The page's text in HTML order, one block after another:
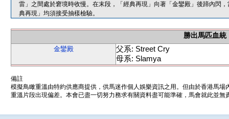
雷」之間處於窘境時收慢。在末段，「經典再現」向著「金鑾殿」後蹄內閃
典再現」均須接受抽樣檢驗。
勝出馬匹血統
金鑾殿
父系: Street Cry
母系: Slamya
備註
模擬鳥瞰重溫由特約供應商提供，供馬迷作個人娛樂資訊之用。但由於香港馬
重溫片段出現偏差。本會已盡一切努力務求有關資料盡可能準確，馬會就此並